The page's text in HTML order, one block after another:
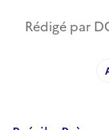
Rédigé par